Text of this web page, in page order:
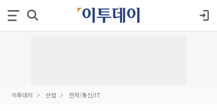
이투데이 산업 전자/통신/IT